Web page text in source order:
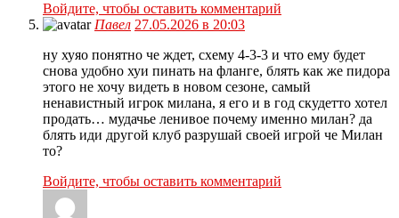
Войдите, чтобы оставить комментарий
Павел 27.05.2026 в 20:03
ну хуяо понятно че ждет, схему 4-3-3 и что ему будет
снова удобно хуи пинать на фланге, блять как же пидора
этого не хочу видеть в новом сезоне, самый
ненавистный игрок милана, я его и в год скудетто хотел
продать… мудачье ленивое почему именно милан? да
блять иди другой клуб разрушай своей игрой че Милан
то?
Войдите, чтобы оставить комментарий